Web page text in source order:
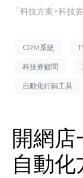
「科技方案+科技
CRM系統
科技券顧問
自動化行銷工具
開網店
自動化